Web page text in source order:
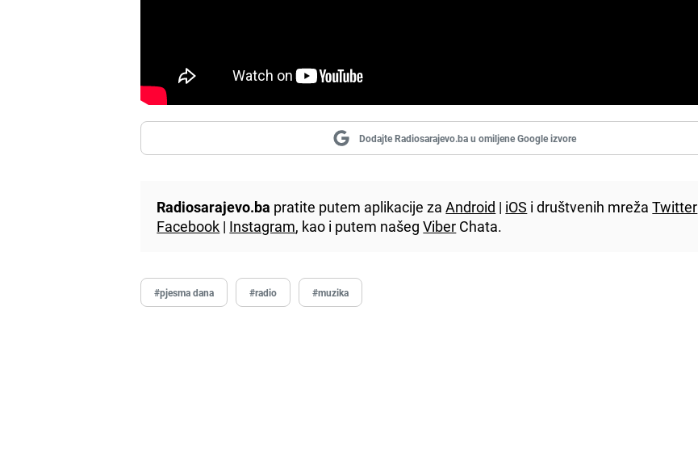
Dodajte Radiosarajevo.ba u omiljene Google izvore
Radiosarajevo.ba pratite putem aplikacije zaAndroid | iOS i društvenih mrežaTwitter
Facebook | Instagram, kao i putem našegViber Chata.
#pjesma dana #radio #muzika